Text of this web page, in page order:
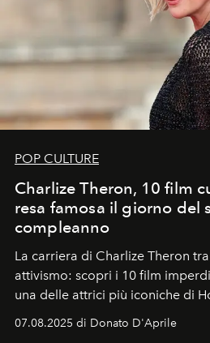
POP CULTURE
Charlize Theron, 10 film
resa famosa il giorno del
compleanno
La carriera di Charlize Theron
attivismo: scopri i 10 film
una delle attrici più iconiche di
07.08.2025 di Donato D'Aprile